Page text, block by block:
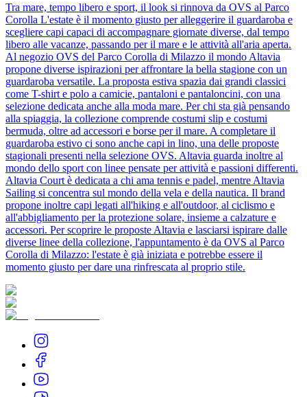
Tra mare, tempo libero e sport, il look si rinnova da OVS al Parco
Corolla L'estate è il momento giusto per alleggerire il guardaroba e
scegliere capi capaci di accompagnare giornate diverse, dal tempo
libero alle vacanze, passando per il mare e le attività all'aria aperta.
Al negozio OVS del Parco Corolla di Milazzo il mondo Altavia
propone diverse ispirazioni per affrontare la bella stagione con un
guardaroba versatile. La proposta estiva spazia dai grandi classici
come T-shirt e polo a camicie, pantaloni e pantaloncini, con una
selezione dedicata anche alla moda mare. Per chi sta già pensando
alla spiaggia, la collezione comprende costumi slip e costumi
bermuda, oltre ad accessori e borse per il mare. A completare il
guardaroba estivo ci sono anche capi in lino, una delle proposte
stagionali presenti nella selezione OVS. Altavia guarda inoltre al
mondo dello sport con linee pensate per attività e passioni differenti.
Altavia Court è dedicata a chi ama tennis e padel, mentre Altavia
Sailing si concentra sul mondo della vela e della nautica. Il brand
propone inoltre capi legati all'hiking e all'outdoor, al ciclismo e
all'abbigliamento per la protezione solare, insieme a calzature e
accessori. Per scoprire le proposte Altavia e lasciarsi ispirare dalle
diverse linee della collezione, l'appuntamento è da OVS al Parco
Corolla di Milazzo: l'estate è già iniziata e potrebbe essere il
momento giusto per dare una rinfrescata al proprio stile.